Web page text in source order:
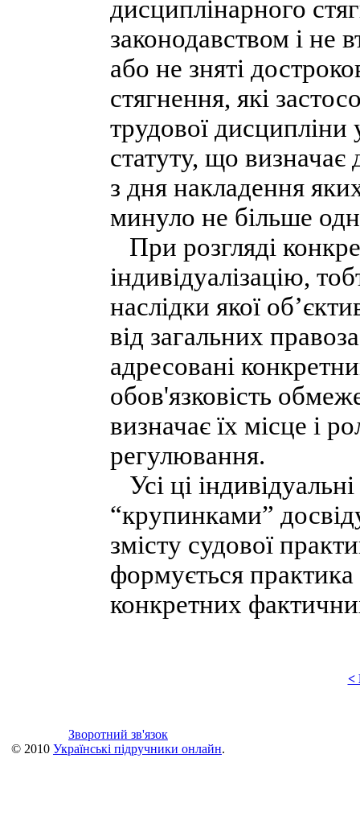
дисциплінарного
законодавством і не
або не зняті
стягнення, які
трудової
статуту, що визначає
з дня накладення
минуло не більше
При розгляді
індивідуалізацію,
наслідки якої
від загальних
адресовані
обов'язковість
визначає їх місце і
регулювання.
Усі ці
“крупинками”
змісту судової
формується
конкретних
<
Зворотний зв'язок
© 2010 Українські підручники онлайн.